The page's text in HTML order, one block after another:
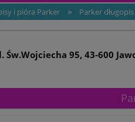
Kontakt
i pióra Parker » Parker
Św.Wojciecha 95, 43-600